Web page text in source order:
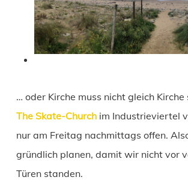
… oder Kirche muss nicht gleich Kirche
The Skate-Churchim Industrieviertel
nur am Freitag nachmittags offen.
gründlich planen, damit wir nicht vor
Türen standen.